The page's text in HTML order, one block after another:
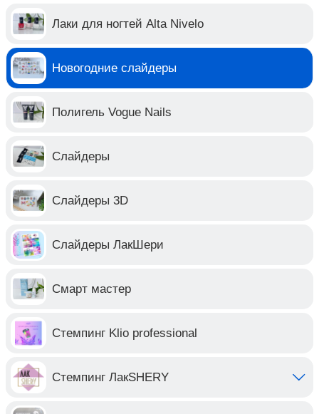
Лаки для ногтей Alta Nivelo
Новогодние слайдеры
Полигель Vogue Nails
Слайдеры
Слайдеры 3D
Слайдеры ЛакШери
Смарт мастер
Стемпинг Klio professional
Стемпинг ЛакSHERY